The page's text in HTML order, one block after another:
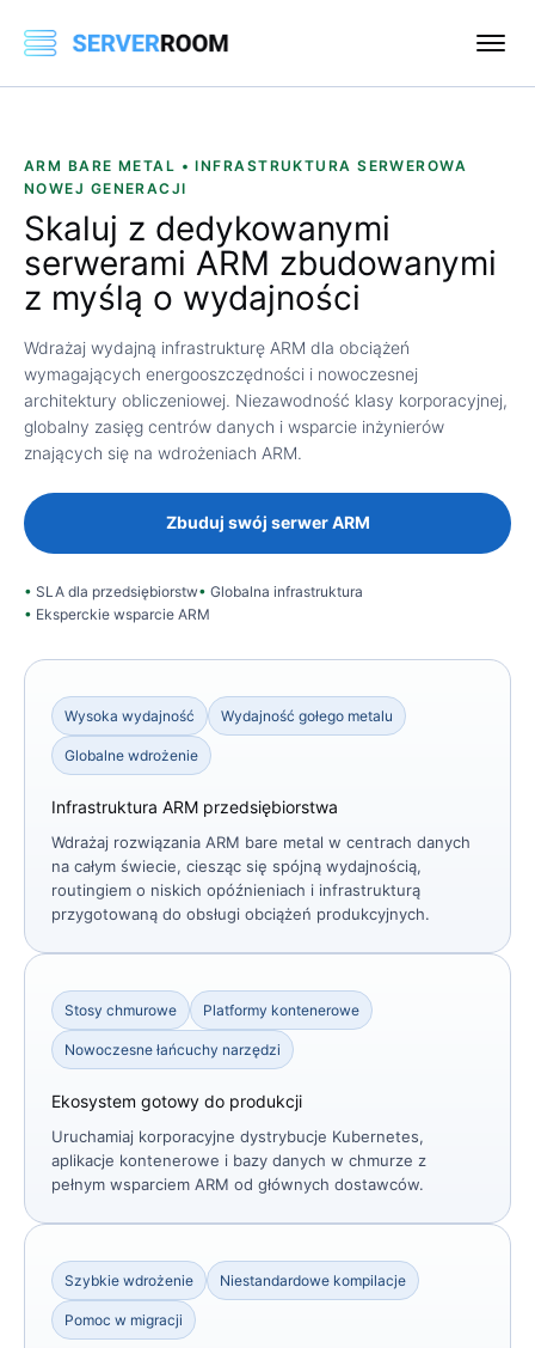
ARM BARE METAL • INFRASTRUKTURA SERWEROWA
NOWEJ GENERACJI
Skaluj z dedykowanymi
serwerami ARM zbudowanymi
z myślą o wydajności
Wdrażaj wydajną infrastrukturę ARM dla obciążeń
wymagających energooszczędności i nowoczesnej
architektury obliczeniowej. Niezawodność klasy korporacyjnej,
globalny zasięg centrów danych i wsparcie inżynierów
znających się na wdrożeniach ARM.
Zbuduj swój serwer ARM
SLA dla przedsiębiorstw
Globalna infrastruktura
Eksperckie wsparcie ARM
Wysoka wydajność Wydajność gołego metalu
Globalne wdrożenie
Infrastruktura ARM przedsiębiorstwa
Wdrażaj rozwiązania ARM bare metal w centrach danych
na całym świecie, ciesząc się spójną wydajnością,
routingiem o niskich opóźnieniach i infrastrukturą
przygotowaną do obsługi obciążeń produkcyjnych.
Stosy chmurowe Platformy kontenerowe
Nowoczesne łańcuchy narzędzi
Ekosystem gotowy do produkcji
Uruchamiaj korporacyjne dystrybucje Kubernetes,
aplikacje kontenerowe i bazy danych w chmurze z
pełnym wsparciem ARM od głównych dostawców.
Szybkie wdrożenie Niestandardowe kompilacje
Pomoc w migracji